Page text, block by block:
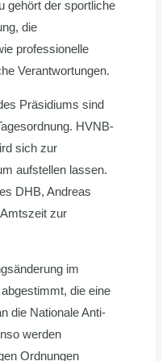
gehört der sportliche
die
professionelle
Verantwortungen.
Präsidiums sind
HVNB-
sich zur
aufstellen lassen.
DHB, Andreas
zur
im
die eine
die Nationale Anti-
werden
Ordnungen